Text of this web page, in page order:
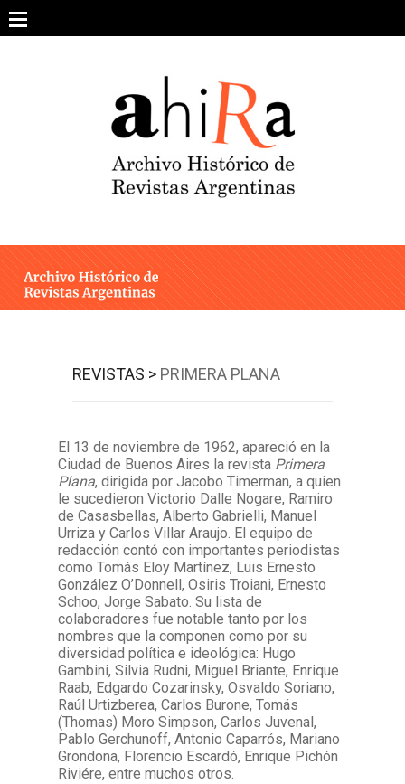
content
ARCHIVO DE REVISTAS
ESTUDIOS CRÍTICOS
INTEGRANTES
Facebook
Instagram
Twitter
Mail
REVISTAS > PRIMERA PLANA
El 13 de noviembre de 1962, apareció en la
Ciudad de Buenos Aires la revista Primera
Plana, dirigida por Jacobo Timerman, a quien
le sucedieron Victorio Dalle Nogare, Ramiro
de Casasbellas, Alberto Gabrielli, Manuel
Urriza y Carlos Villar Araujo. El equipo de
redacción contó con importantes periodistas
como Tomás Eloy Martínez, Luis Ernesto
González O’Donnell, Osiris Troiani, Ernesto
Schoo, Jorge Sabato. Su lista de
colaboradores fue notable tanto por los
nombres que la componen como por su
diversidad política e ideológica: Hugo
Gambini, Silvia Rudni, Miguel Briante, Enrique
Raab, Edgardo Cozarinsky, Osvaldo Soriano,
Raúl Urtizberea, Carlos Burone, Tomás
(Thomas) Moro Simpson, Carlos Juvenal,
Pablo Gerchunoff, Antonio Caparrós, Mariano
Grondona, Florencio Escardó, Enrique Pichón
Riviére, entre muchos otros.